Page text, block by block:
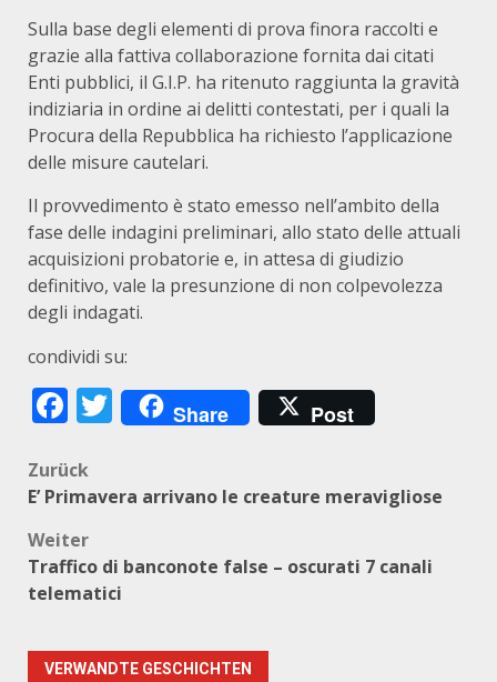
Sulla base degli elementi di prova finora raccolti e
grazie alla fattiva collaborazione fornita dai citati
Enti pubblici, il G.I.P. ha ritenuto raggiunta la gravità
indiziaria in ordine ai delitti contestati, per i quali la
Procura della Repubblica ha richiesto l’applicazione
delle misure cautelari.
Il provvedimento è stato emesso nell’ambito della
fase delle indagini preliminari, allo stato delle attuali
acquisizioni probatorie e, in attesa di giudizio
definitivo, vale la presunzione di non colpevolezza
degli indagati.
condividi su:
Facebook
Twitter
Share Post
Beitragsnavigation
Zurück
E’ Primavera arrivano le creature meravigliose
Weiter
Traffico di banconote false – oscurati 7 canali
telematici
VERWANDTE GESCHICHTEN